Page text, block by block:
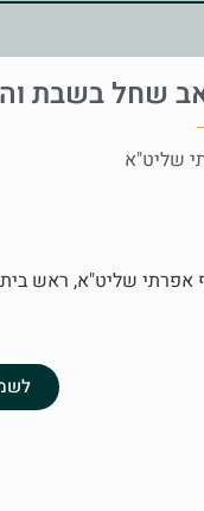
שחל בשבת
שליט"א
אפרתי שליט"א, ראש